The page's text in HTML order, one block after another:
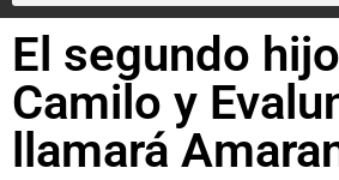
El segundo
Camilo y
llamará